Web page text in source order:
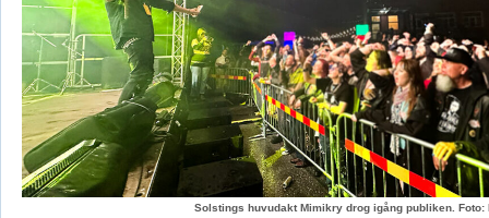
Solstings huvudakt Mimikry drog igång publiken.